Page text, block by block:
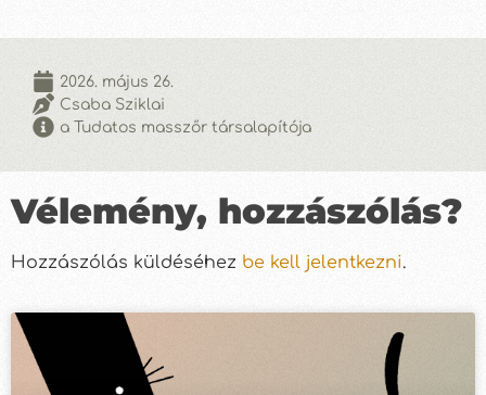
2026. május 26.
Csaba Sziklai
a Tudatos masszőr társalapítója
Vélemény, hozzászólás?
Hozzászólás küldéséhez be kell jelentkezni.